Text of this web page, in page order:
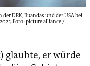
DRK, Ruandas und der USA bei
Foto: picture alliance /
glaubte, er würde